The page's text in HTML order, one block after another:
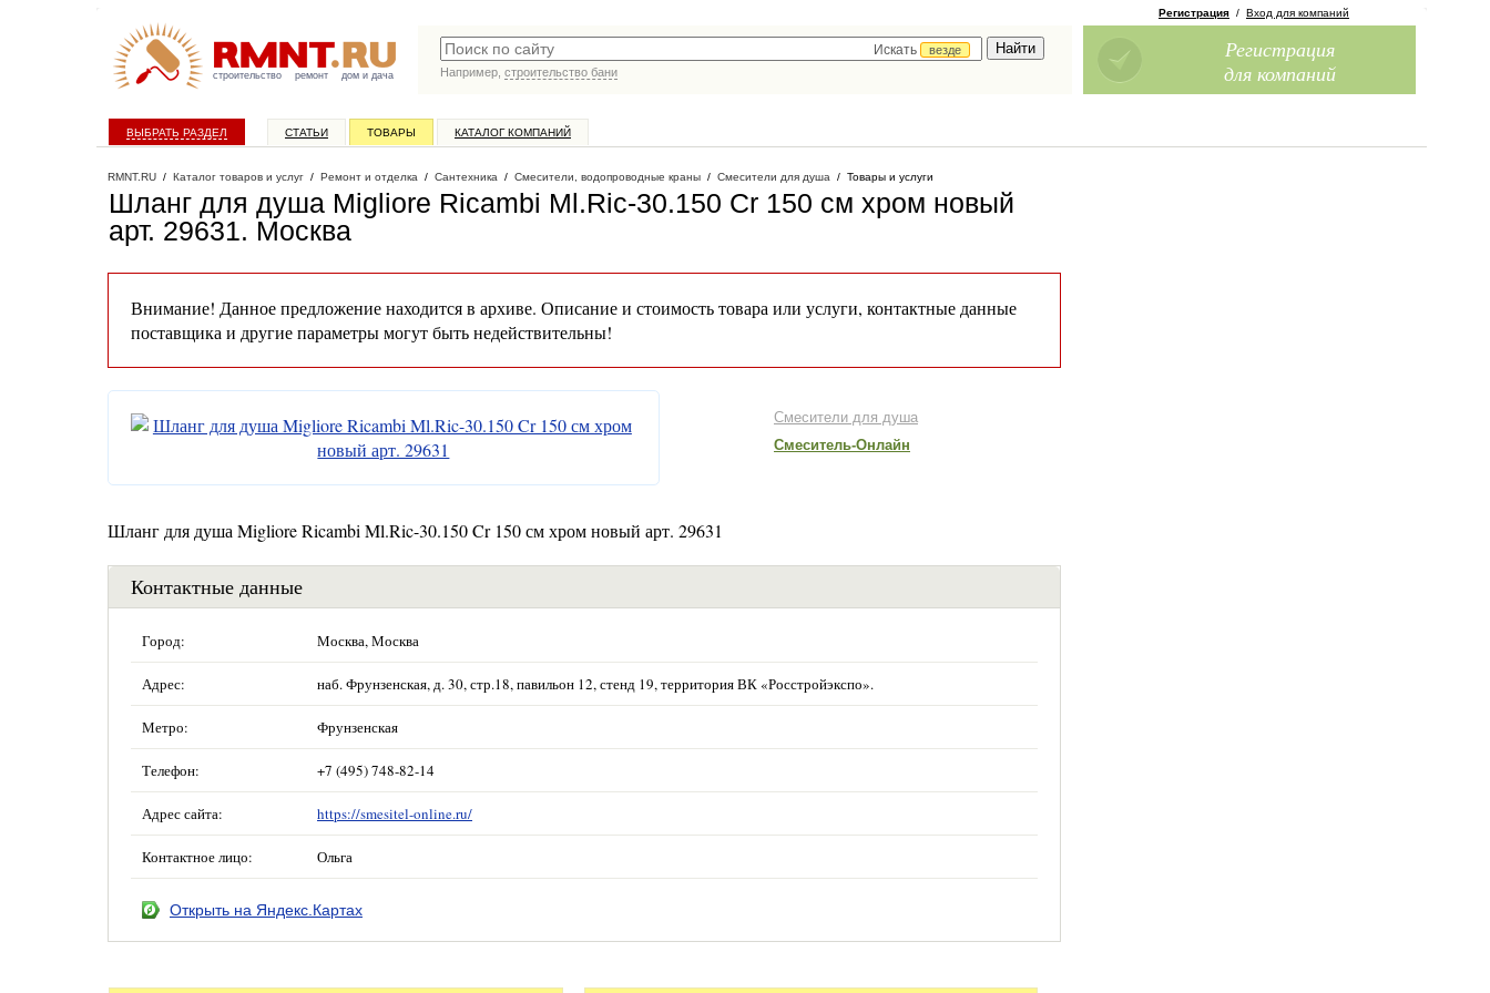
строительство ремонт дом и дача
Искать
везде
Например, строительство бани
Регистрация / Вход для компаний
Регистрация
для компаний
ВЫБРАТЬ РАЗДЕЛ СТАТЬИ ТОВАРЫ КАТАЛОГ КОМПАНИЙ
RMNT.RU / Каталог товаров и услуг / Ремонт и отделка / Сантехника / Смесители, водопроводные краны / Смесители для душа / Товары и услуги
Шланг для душа Migliore Ricambi Ml.Ric-30.150 Cr 150 см хром новый
арт. 29631. Москва
Внимание! Данное предложение находится в архиве. Описание и стоимость товара или услуги, контактные данные
поставщика и другие параметры могут быть недействительны!
Смесители для душа
Смеситель-Онлайн
Шланг для душа Migliore Ricambi Ml.Ric-30.150 Cr 150 см хром новый арт. 29631
Контактные данные
Город: Москва, Москва
Адрес: наб. Фрунзенская, д. 30, стр.18, павильон 12, стенд 19, территория ВК «Росстройэкспо».
Метро: Фрунзенская
Телефон: +7 (495) 748-82-14
Адрес сайта: https://smesitel-online.ru/
Контактное лицо: Ольга
Открыть на Яндекс.Картах